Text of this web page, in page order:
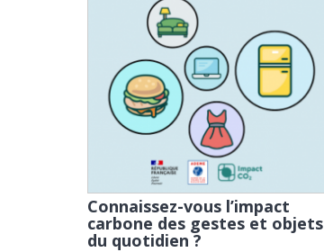
Connaissez-vous l’impact
carbone des gestes et objets
du quotidien ?